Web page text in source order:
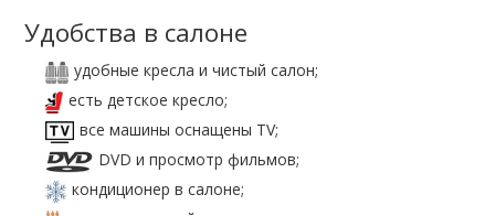
Удобства в салоне
удобные кресла и чистый салон;
есть детское кресло;
все машины оснащены TV;
DVD и просмотр фильмов;
кондиционер в салоне;